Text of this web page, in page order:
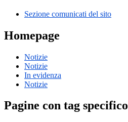
Sezione comunicati del sito
Homepage
Notizie
Notizie
In evidenza
Notizie
Pagine con tag specifico